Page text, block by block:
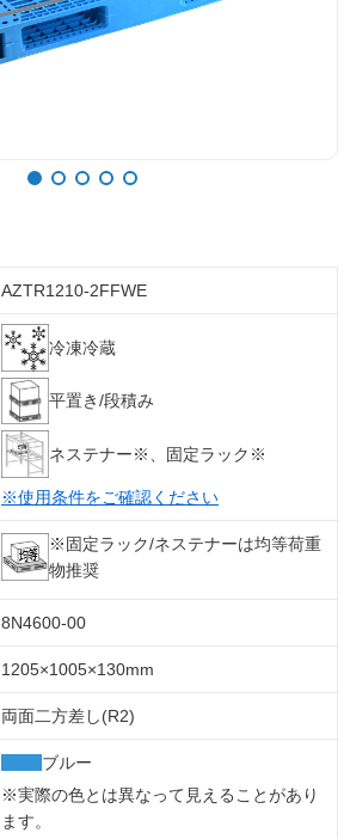
AZTR1210-2FFWE
冷凍冷蔵
平置き/段積み
ネステナー※、固定ラック※
※使用条件をご確認ください
※固定ラック/ネステナーは均等荷重
物推奨
8N4600-00
1205×1005×130mm
両面二方差し(R2)
ブルー
※実際の色とは異なって見えることがあり
ます。